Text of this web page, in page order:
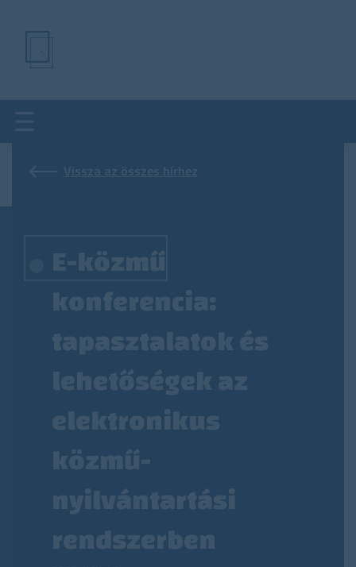
Vissza az összes hírhez
E-közmű
konferencia:
tapasztalatok és
lehetőségek az
elektronikus
közmű-
nyilvántartási
rendszerben